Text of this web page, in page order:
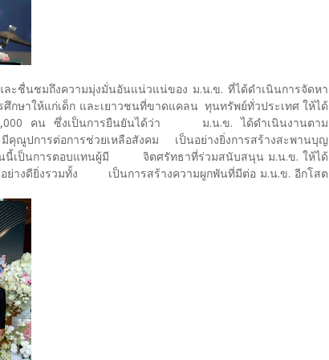
ละชื่นชมถึงความมุ่งมั่นอันแน่วแน่ของ ม.น.ข. ที่ได้ดำเนินการจัดหา
กษาให้แก่เด็ก และเยาวชนที่ขาดแคลน ทุนทรัพย์ทั่วประเทศ ให้ได้
คน ซึ่งเป็นการยืนยันได้ว่า ม.น.ข. ได้ดำเนินงานตาม
คุณูปการต่อการช่วยเหลือสังคม เป็นอย่างยิ่งการสร้างสะพานบุญ
นนี้เป็นการตอบแทนผู้มี จิตศรัทธาที่ร่วมสนับสนุน ม.น.ข. ให้ได้
นอย่างดียิ่งรวมทั้ง เป็นการสร้างความผูกพันที่มีต่อ ม.น.ข. อีกโสต